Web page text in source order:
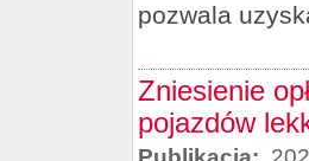
pozwala
Zniesienie
pojazdów